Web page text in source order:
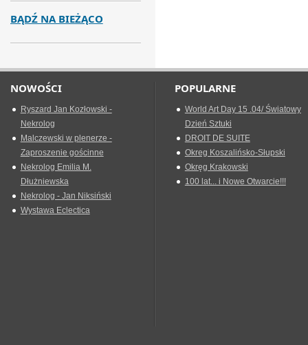
BĄDŹ NA BIEŻĄCO
NOWOŚCI
Ryszard Jan Kozłowski -
Nekrolog
Malczewski w plenerze -
Zaproszenie gościnne
Nekrolog Emilia M.
Dłużniewska
Nekrolog - Jan Niksiński
Wystawa Eclectica
POPULARNE
World Art Day 15 .04/ Światowy
Dzień Sztuki
DROIT DE SUITE
Okreg Koszalińsko-Słupski
Okręg Krakowski
100 lat... i Nowe Otwarcie!!!